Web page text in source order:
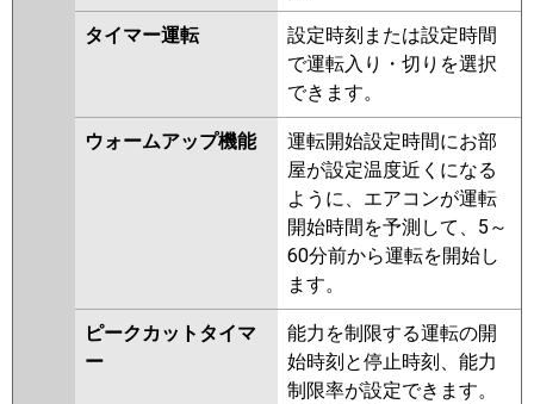
タイマー運転
設定時刻または設定時間
で運転入り・切りを選択
できます。
ウォームアップ機能
運転開始設定時間にお部
屋が設定温度近くになる
ように、エアコンが運転
開始時間を予測して、5～
60分前から運転を開始し
ます。
ピークカットタイマ
ー
能力を制限する運転の開
始時刻と停止時刻、能力
制限率が設定できます。